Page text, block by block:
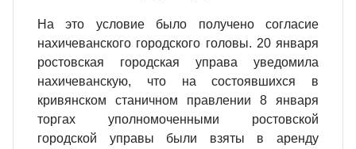
На это условие было получено согласие
нахичеванского городского головы. 20 января
ростовская городская управа уведомила
нахичеванскую, что на состоявшихся в
кривянском станичном правлении 8 января
торгах уполномоченными ростовской
городской управы были взяты в аренду